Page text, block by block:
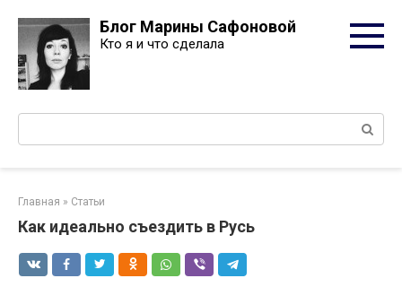
контенту
Блог Марины Сафоновой
Кто я и что сделала
Поиск:
Главная » Статьи
Как идеально съездить в Русь